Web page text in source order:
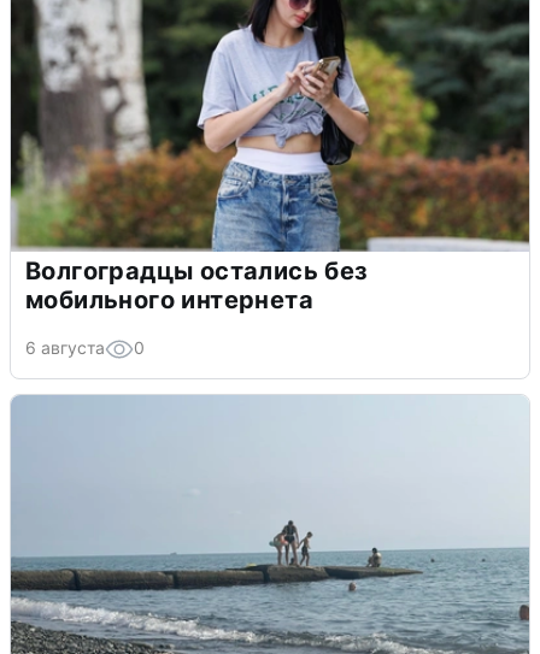
Волгоградцы остались без
мобильного интернета
6 августа 0